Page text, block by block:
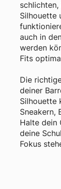
Silhouette
auch in
werden
Fits
Die
deiner
Silhouette
Sneakern,
Halte dein
deine
Fokus